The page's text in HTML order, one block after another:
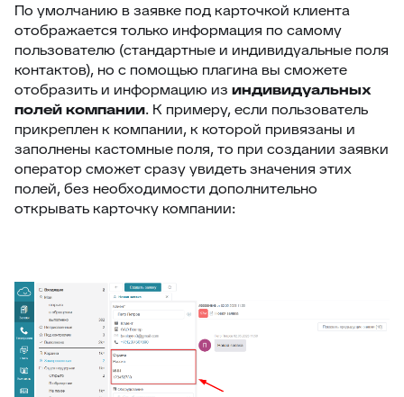
По умолчанию в заявке под карточкой клиента
отображается только информация по самому
пользователю (стандартные и индивидуальные поля
контактов), но с помощью плагина вы сможете
отобразить и информацию из индивидуальных
полей компании. К примеру, если пользователь
прикреплен к компании, к которой привязаны и
заполнены кастомные поля, то при создании заявки
оператор сможет сразу увидеть значения этих
полей, без необходимости дополнительно
открывать карточку компании: